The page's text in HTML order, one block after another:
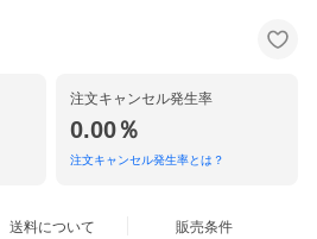
注文キャンセル発生率
0.00％
注文キャンセル発生率とは？
送料について 販売条件